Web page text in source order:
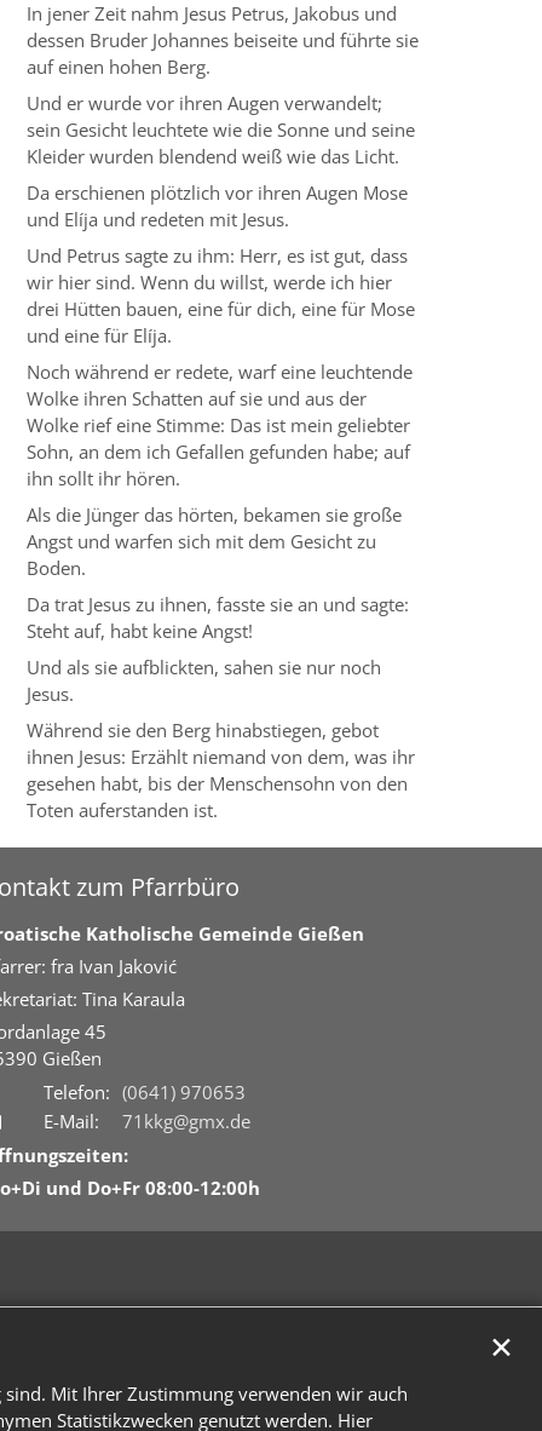
Mit Ihrer Zustimmung verwenden wir auch
Statistikzwecken genutzt werden. Hier
✕
In jener Zeit nahm Jesus Petrus, Jakobus und
dessen Bruder Johannes beiseite und führte sie
auf einen hohen Berg.
Und er wurde vor ihren Augen verwandelt;
sein Gesicht leuchtete wie die Sonne und seine
Kleider wurden blendend weiß wie das Licht.
Da erschienen plötzlich vor ihren Augen Mose
und Elíja und redeten mit Jesus.
Und Petrus sagte zu ihm: Herr, es ist gut, dass
wir hier sind. Wenn du willst, werde ich hier
drei Hütten bauen, eine für dich, eine für Mose
und eine für Elíja.
Noch während er redete, warf eine leuchtende
Wolke ihren Schatten auf sie und aus der
Wolke rief eine Stimme: Das ist mein geliebter
Sohn, an dem ich Gefallen gefunden habe; auf
ihn sollt ihr hören.
Als die Jünger das hörten, bekamen sie große
Angst und warfen sich mit dem Gesicht zu
Boden.
Da trat Jesus zu ihnen, fasste sie an und sagte:
Steht auf, habt keine Angst!
Und als sie aufblickten, sahen sie nur noch
Jesus.
Während sie den Berg hinabstiegen, gebot
ihnen Jesus: Erzählt niemand von dem, was ihr
gesehen habt, bis der Menschensohn von den
Toten auferstanden ist.
zum Pfarrbüro
Katholische Gemeinde Gießen
fra Ivan Jaković
Tina Karaula
45
Gießen
Telefon: (0641) 970653
E-Mail:
71kkg@gmx.de
und Do+Fr 08:00-12:00h